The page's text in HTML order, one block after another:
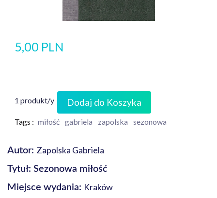
5,00 PLN
1 produkt/y Dodaj do Koszyka
Tags : miłość gabriela zapolska sezonowa
Autor: Zapolska Gabriela
Tytuł: Sezonowa miłość
Miejsce wydania: Kraków